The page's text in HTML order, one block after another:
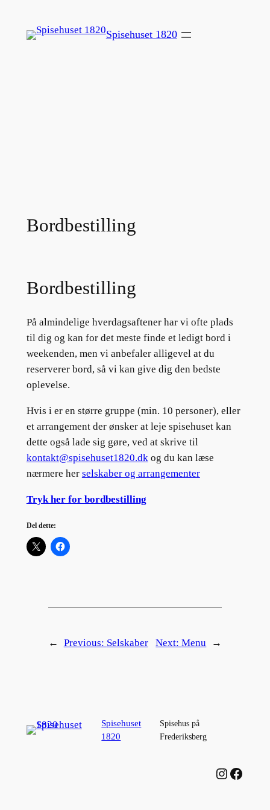
indhold
Spisehuset 1820
Bordbestilling
Bordbestilling
På almindelige hverdagsaftener har vi ofte plads
til dig og kan for det meste finde et ledigt bord i
weekenden, men vi anbefaler alligevel at du
reserverer bord, så vi kan give dig den bedste
oplevelse.
Hvis i er en større gruppe (min. 10 personer), eller
et arrangement der ønsker at leje spisehuset kan
dette også lade sig gøre, ved at skrive til
kontakt@spisehuset1820.dkog du kan læse
nærmere her selskaber og arrangementer
Tryk her for bordbestilling
Del dette:
← Previous: Selskaber Next:Menu →
Spisehuset
1820
Spisehus på
Frederiksberg
Instagram Facebook